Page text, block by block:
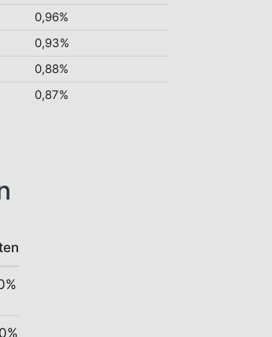
0,96%
0,93%
0,88%
0,87%